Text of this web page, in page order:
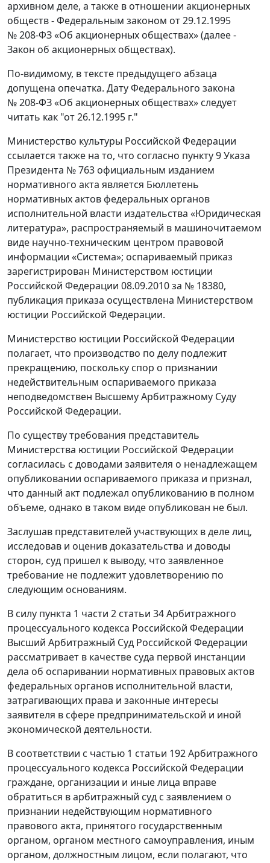
архивном деле, а также в отношении акционерных
обществ - Федеральным законом от 29.12.1995
№ 208-ФЗ «Об акционерных обществах» (далее -
Закон об акционерных обществах).
По-видимому, в тексте предыдущего абзаца
допущена опечатка. Дату Федерального закона
№ 208-ФЗ «Об акционерных обществах» следует
читать как "от 26.12.1995 г."
Министерство культуры Российской Федерации
ссылается также на то, что согласно пункту 9 Указа
Президента № 763 официальным изданием
нормативного акта является Бюллетень
нормативных актов федеральных органов
исполнительной власти издательства «Юридическая
литература», распространяемый в машиночитаемом
виде научно-техническим центром правовой
информации «Система»; оспариваемый приказ
зарегистрирован Министерством юстиции
Российской Федерации 08.09.2010 за № 18380,
публикация приказа осуществлена Министерством
юстиции Российской Федерации.
Министерство юстиции Российской Федерации
полагает, что производство по делу подлежит
прекращению, поскольку спор о признании
недействительным оспариваемого приказа
неподведомствен Высшему Арбитражному Суду
Российской Федерации.
По существу требования представитель
Министерства юстиции Российской Федерации
согласилась с доводами заявителя о ненадлежащем
опубликовании оспариваемого приказа и признал,
что данный акт подлежал опубликованию в полном
объеме, однако в таком виде опубликован не был.
Заслушав представителей участвующих в деле лиц,
исследовав и оценив доказательства и доводы
сторон, суд пришел к выводу, что заявленное
требование не подлежит удовлетворению по
следующим основаниям.
В силу пункта 1 части 2 статьи 34 Арбитражного
процессуального кодекса Российской Федерации
Высший Арбитражный Суд Российской Федерации
рассматривает в качестве суда первой инстанции
дела об оспаривании нормативных правовых актов
федеральных органов исполнительной власти,
затрагивающих права и законные интересы
заявителя в сфере предпринимательской и иной
экономической деятельности.
В соответствии с частью 1 статьи 192 Арбитражного
процессуального кодекса Российской Федерации
граждане, организации и иные лица вправе
обратиться в арбитражный суд с заявлением о
признании недействующим нормативного
правового акта, принятого государственным
органом, органом местного самоуправления, иным
органом, должностным лицом, если полагают, что